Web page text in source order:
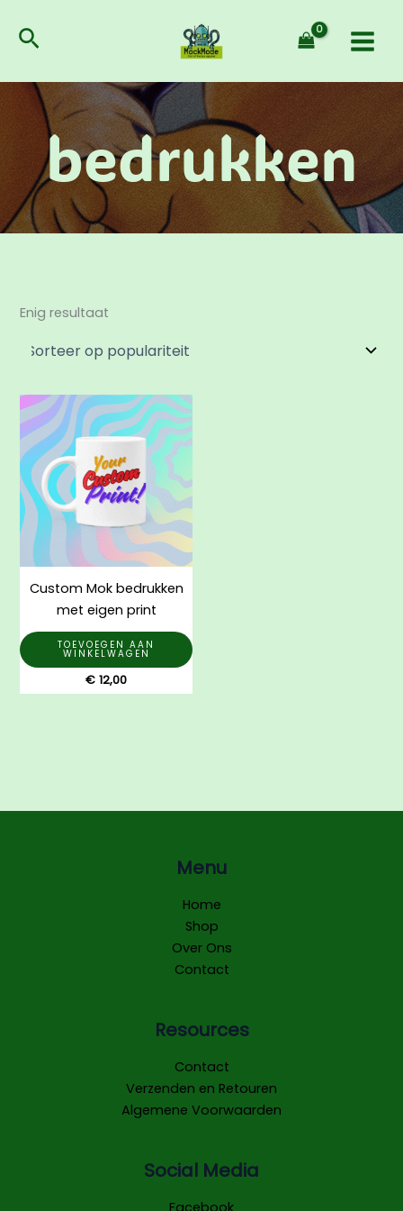
naarZoeken
bedrukken
Enig resultaat
Custom Mok bedrukken
met eigen print
TOEVOEGEN AAN
WINKELWAGEN
€ 12,00
Menu
Home
Shop
Over Ons
Contact
Resources
Contact
Verzenden en Retouren
Algemene Voorwaarden
Social Media
Facebook